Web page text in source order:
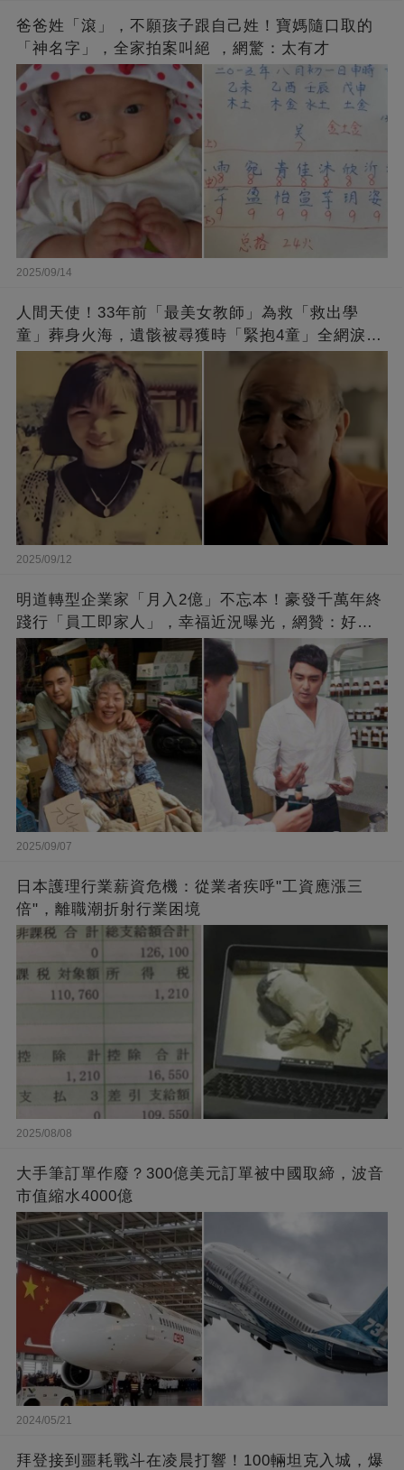
爸爸姓「滾」，不願孩子跟自己姓！寶媽隨口取的
「神名字」，全家拍案叫絕 ，網驚：太有才
2025/09/14
人間天使！33年前「最美女教師」為救「救出學
童」葬身火海，遺骸被尋獲時「緊抱4童」全網淚
崩：真正的英雄不該被遺忘
2025/09/12
明道轉型企業家「月入2億」不忘本！豪發千萬年終
踐行「員工即家人」，幸福近況曝光，網贊：好老
闆的福報
2025/09/07
日本護理行業薪資危機：從業者疾呼"工資應漲三
倍"，離職潮折射行業困境
2025/08/08
大手筆訂單作廢？300億美元訂單被中國取締，波音
市值縮水4000億
2024/05/21
拜登接到噩耗戰斗在凌晨打響！100輛坦克入城，爆